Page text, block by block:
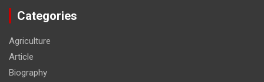
Categories
Agriculture
Article
Biography